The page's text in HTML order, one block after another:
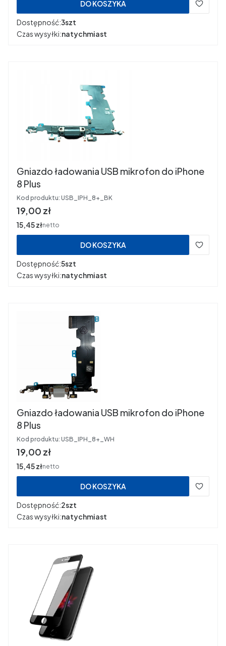
DO KOSZYKA
Dostępność:3szt
Czas wysyłki:natychmiast
Gniazdo ładowania USB mikrofon do iPhone
8 Plus
Kod produktu: USB_IPH_8+_BK
Cena
19,00 zł
Cena
15,45 złnetto
DO KOSZYKA
Dostępność:5szt
Czas wysyłki:natychmiast
Gniazdo ładowania USB mikrofon do iPhone
8 Plus
Kod produktu: USB_IPH_8+_WH
Cena
19,00 zł
Cena
15,45 złnetto
DO KOSZYKA
Dostępność:2szt
Czas wysyłki:natychmiast